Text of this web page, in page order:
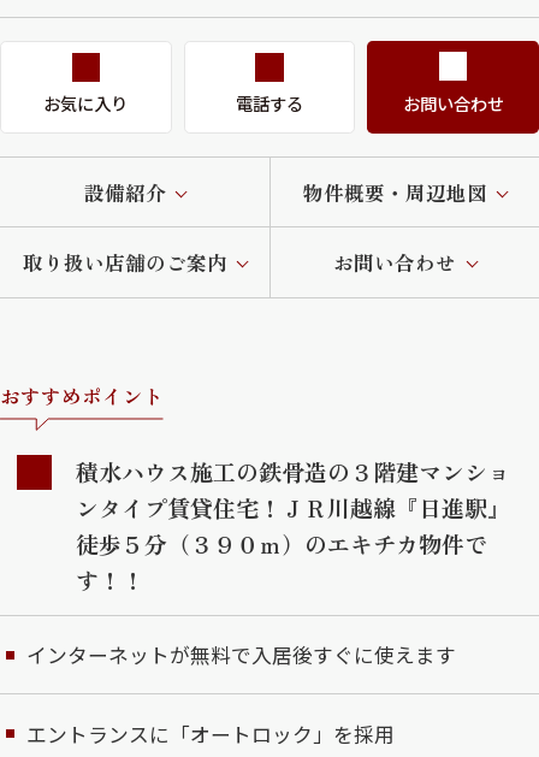
お気に入り 電話する お問い合わせ
設備紹介 物件概要・周辺地図
取り扱い店舗のご案内 お問い合わせ
おすすめポイント
積水ハウス施工の鉄骨造の３階建マンショ
ンタイプ賃貸住宅！ＪＲ川越線『日進駅』
徒歩５分（３９０ｍ）のエキチカ物件で
す！！
インターネットが無料で入居後すぐに使えます
エントランスに「オートロック」を採用